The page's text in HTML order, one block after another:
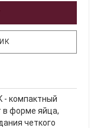
- компактный
в форме яйца,
четкого